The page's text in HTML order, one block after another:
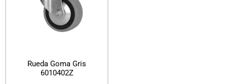
Rueda Goma Gris
6010402Z